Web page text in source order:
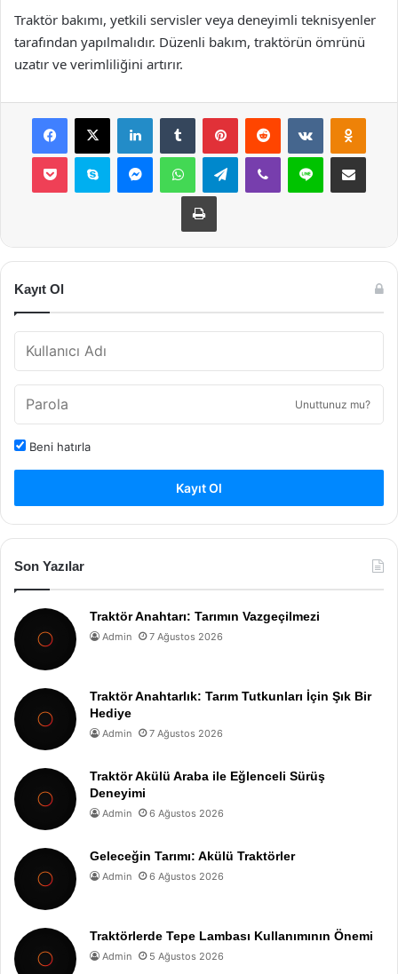
Traktör bakımı, yetkili servisler veya deneyimli teknisyenler
tarafından yapılmalıdır. Düzenli bakım, traktörün ömrünü
uzatır ve verimliliğini artırır.
Facebook
X LinkedInTumblr PinterestReddit VKontakte
Pocket Skype MessengerWhatsAppTelegramViber Line E-Posta ile
Yazdır
Kayıt Ol
Unuttunuz mu?
Beni hatırla
Kayıt Ol
Son Yazılar
Traktör Anahtarı: Tarımın Vazgeçilmezi
Admin 7 Ağustos 2026
Traktör Anahtarlık: Tarım Tutkunları İçin Şık Bir
Hediye
Admin 7 Ağustos 2026
Traktör Akülü Araba ile Eğlenceli Sürüş
Deneyimi
Admin 6 Ağustos 2026
Geleceğin Tarımı: Akülü Traktörler
Admin 6 Ağustos 2026
Traktörlerde Tepe Lambası Kullanımının Önemi
Admin 5 Ağustos 2026